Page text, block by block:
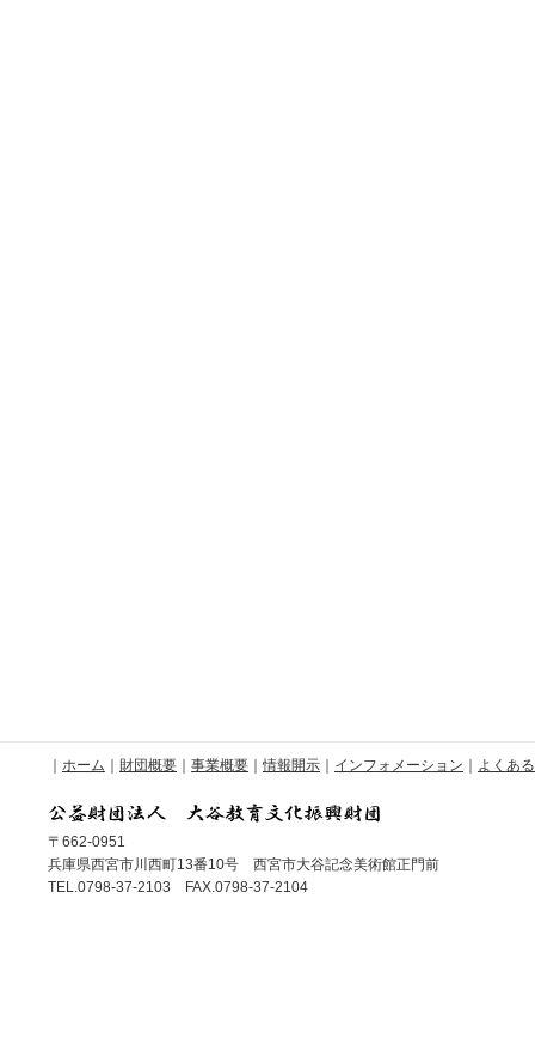
ホーム 財団概要 事業概要 ｜情報開示 インフォメーション よくあ
〒662-0951
兵庫県西宮市川西町13番10号 西宮市大谷記念美術館正門前
TEL.0798-37-2103 FAX.0798-37-2104